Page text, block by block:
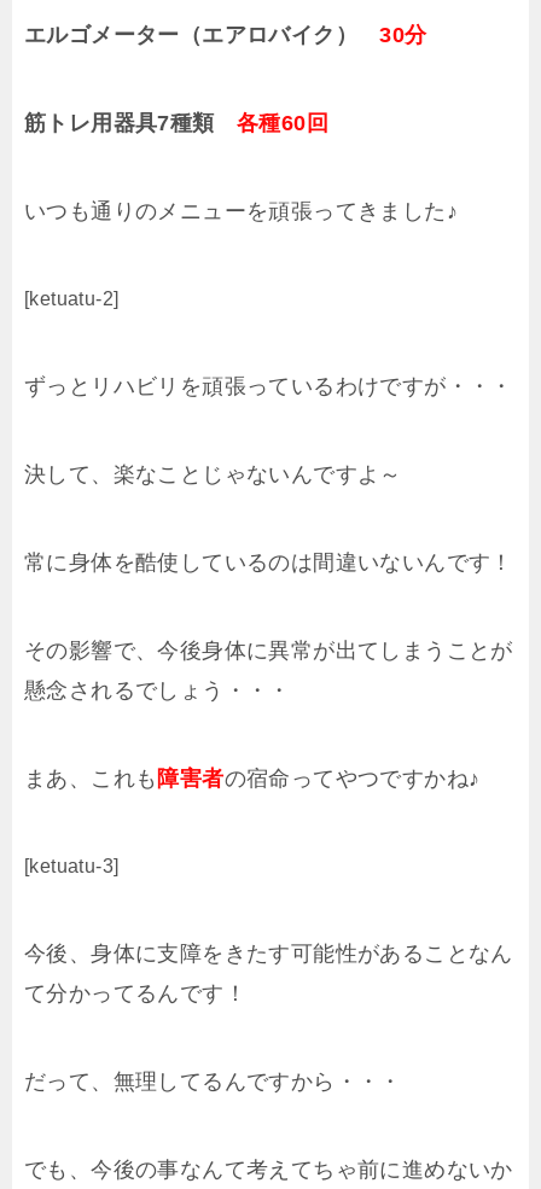
エルゴメーター（エアロバイク）30分
筋トレ用器具7種類 各種60回
いつも通りのメニューを頑張ってきました♪
[ketuatu-2]
ずっとリハビリを頑張っているわけですが・・・
決して、楽なことじゃないんですよ～
常に身体を酷使しているのは間違いないんです！
その影響で、今後身体に異常が出てしまうことが
懸念されるでしょう・・・
まあ、これも 障害者の宿命ってやつですかね♪
[ketuatu-3]
今後、身体に支障をきたす可能性があることなん
て分かってるんです！
だって、無理してるんですから・・・
でも、今後の事なんて考えてちゃ前に進めないか